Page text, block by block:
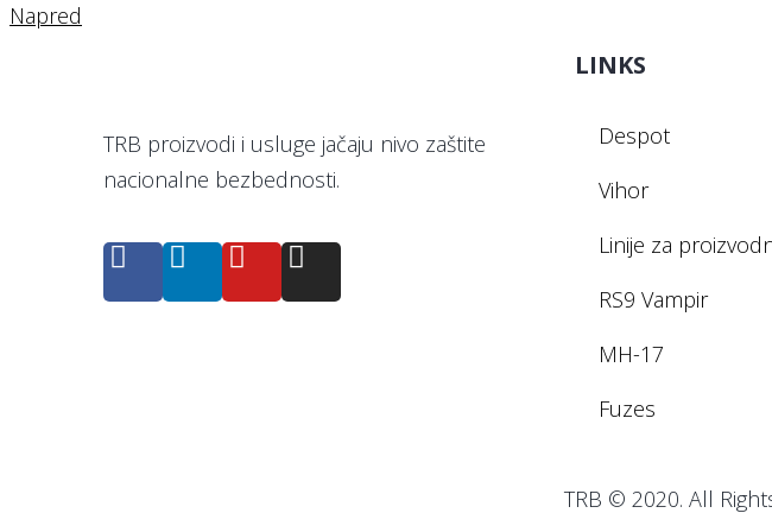
Napred
TRB proizvodi i usluge jačaju nivo zaštite
nacionalne bezbednosti.
LINKS
Despot
Vihor
Linije za
RS9 Vampir
MH-17
Fuzes
TRB © 2020. All